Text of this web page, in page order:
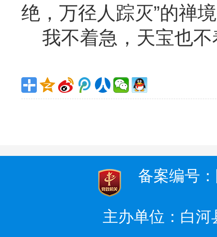
绝，万径人踪灭”的禅
我不着急，天宝也
备案编号
主办单位：白